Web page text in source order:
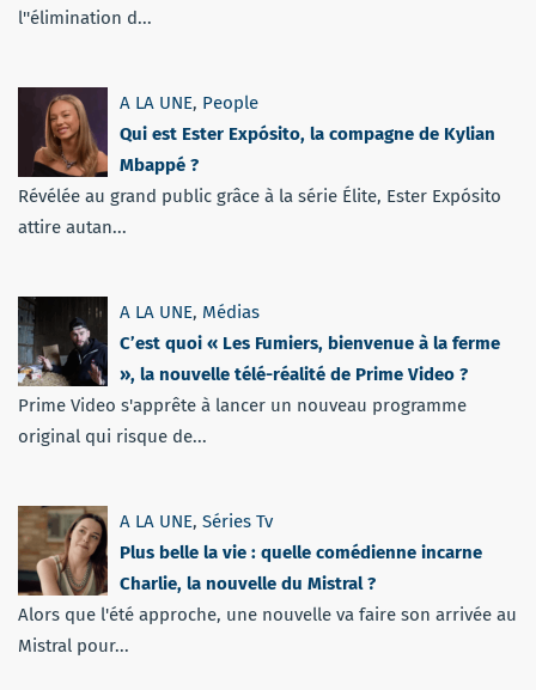
l''élimination d...
A LA UNE, People
Qui est Ester Expósito, la compagne de Kylian
Mbappé ?
Révélée au grand public grâce à la série Élite, Ester Expósito
attire autan...
A LA UNE, Médias
C’est quoi « Les Fumiers, bienvenue à la ferme
», la nouvelle télé-réalité de Prime Video ?
Prime Video s'apprête à lancer un nouveau programme
original qui risque de...
A LA UNE, Séries Tv
Plus belle la vie : quelle comédienne incarne
Charlie, la nouvelle du Mistral ?
Alors que l'été approche, une nouvelle va faire son arrivée au
Mistral pour...